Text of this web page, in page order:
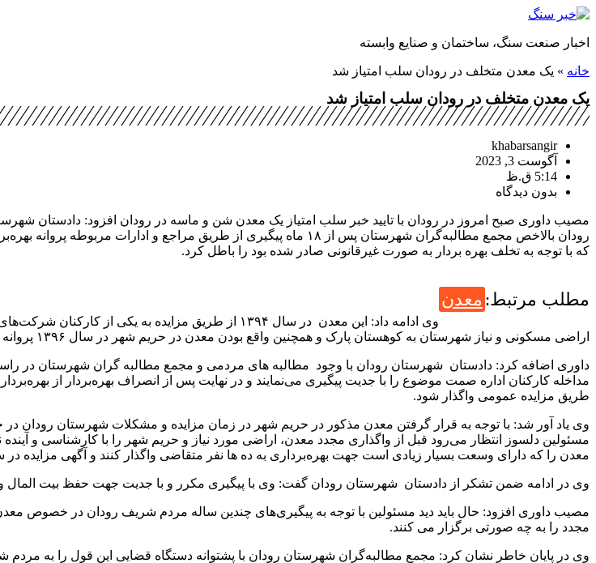
پرش
محتوا
اخبار صنعت سنگ، ساختمان و صنایع وابسته
خانه » یک معدن متخلف در رودان سلب امتیاز شد
یک معدن متخلف در رودان سلب امتیاز شد
khabarsangir
آگوست 3, 2023
5:14 ق.ظ
بدون دیدگاه
مصیب داوری صبح امروز در رودان با تایید خبر سلب امتیاز یک معدن شن و ماسه در رودان افزود: دادستان
رودان بالاخص مجمع مطالبه‌گران شهرستان پس از ۱۸ ماه پیگیری از طریق
که با توجه به تخلف بهره بردار به صورت غیرقانونی صادر شده بود را باطل کرد.
مطلب مرتبط: معدن
وی ادامه داد: این معدن در سال ۱۳۹۴ از طریق
اراضی مسکونی و نیاز شهرستان به کوهستان پارک و همچنین واقع بودن معدن در حریم شهر در سال ۱۳۹۶ پروانه بهره‌برداری از معدن مخلوط کوهی با اعتبار ۱۰ سال صادر می‌ شود‌.
داوری اضافه کرد: دادستان شهرستان رودان با وجود مطالبه های مردمی و مجمع مطالبه گران شهرستان در
مداخله کارکنان اداره صمت موضوع را با جدیت پیگیری می‌نمایند و در نهایت پس از انصراف بهره‌بردار از
طریق مزایده عمومی واگذار شود.
وی یاد آور شد: با توجه به قرار گرفتن معدن مذکور در حریم شهر در زمان مزایده و مشکلات شهرستان رودان
مسئولین دلسوز انتظار می‌رود قبل از واگذاری مجدد معدن، اراضی مورد نیاز و حریم شهر را با کارشناسی و
معدن را که دارای وسعت بسیار زیادی است جهت بهره‌برداری به ده ها نفر متقاضی واگذار کنند و آگهی مزایده
وی در ادامه ضمن تشکر از دادستان شهرستان رودان گفت: وی با پیگیری مکرر و با جدیت جهت حفظ بیت
مصیب داوری افزود: حال باید دید مسئولین با توجه به پیگیری‌های چندین ساله مردم شریف رودان در خصوص
مجدد را به چه صورتی برگزار می‌ کنند.
وی در پایان خاطر نشان کرد: مجمع مطالبه‌گران شهرستان رودان با پشتوانه دستگاه قضایی این قول را به